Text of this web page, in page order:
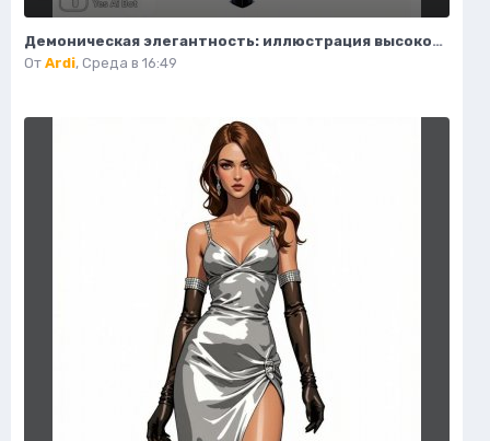
Демоническая элегантность: иллюстрация высокой моды в стиле фэнтези. Нейросеть Flux.1
От Ardi, Среда в 16:49